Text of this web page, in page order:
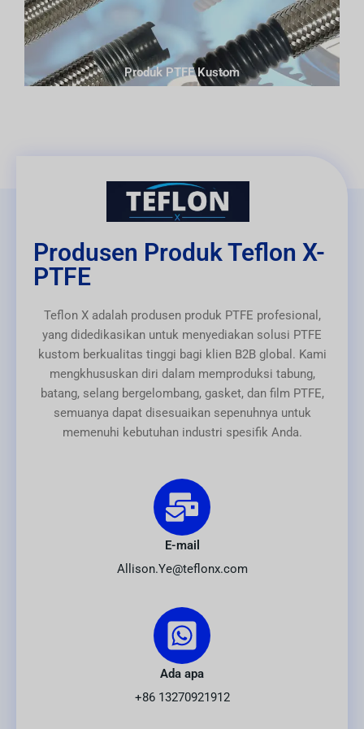
Produk PTFE Kustom
Produsen Produk Teflon X-
PTFE
Teflon X adalah produsen produk PTFE profesional,
yang didedikasikan untuk menyediakan solusi PTFE
kustom berkualitas tinggi bagi klien B2B global. Kami
mengkhususkan diri dalam memproduksi tabung,
batang, selang bergelombang, gasket, dan film PTFE,
semuanya dapat disesuaikan sepenuhnya untuk
memenuhi kebutuhan industri spesifik Anda.
E-mail
Allison.Ye@teflonx.com
Ada apa
+86 13270921912